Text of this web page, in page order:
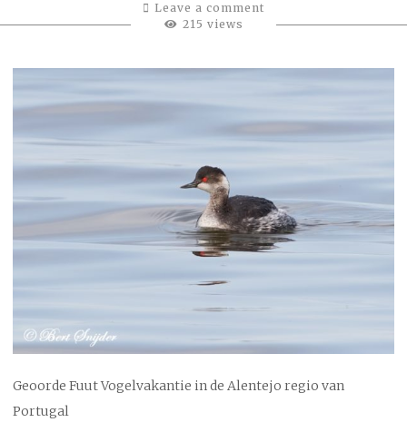
Leave a comment
215 views
Geoorde Fuut Vogelvakantie in de Alentejo regio van
Portugal